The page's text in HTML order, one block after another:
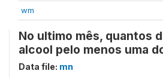
wm
No ultimo mês, quantos
alcool pelo menos uma
Data file: mn